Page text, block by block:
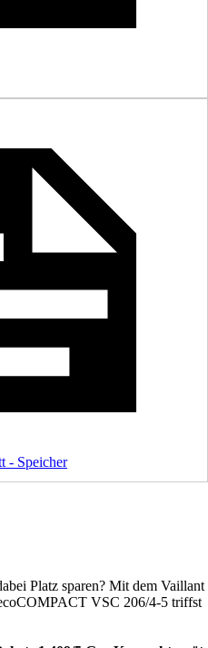
- Speicher
Platz sparen? Mit dem Vaillant
VSC 206/4-5 triffst